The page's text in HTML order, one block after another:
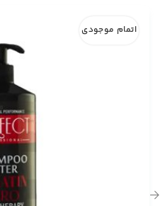
اتمام موجودی